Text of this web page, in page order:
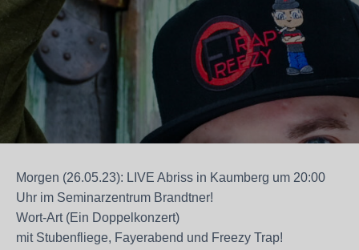
Morgen (26.05.23): LIVE Abriss in Kaumberg um 20:00
Uhr im Seminarzentrum Brandtner!
Wort-Art (Ein Doppelkonzert)
mit Stubenfliege, Fayerabend und Freezy Trap!